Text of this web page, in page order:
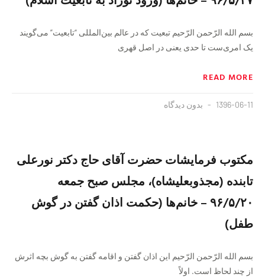
بسم الله الرّحمن الرّحیم تبعیت که در عالم بین‌المللی “تابعیت” می‌گویند
یک امری‌ست تا حدی یعنی در اصل قهری
READ MORE
1396-06-11 بدون دیدگاه
مکتوب فرمایشات حضرت آقای حاج دکتر نورعلی
تابنده (مجذوبعلیشاه)، مجلس صبح جمعه
۹۶/۵/۲۰ – خانم‌ها (حکمت اذان گفتن در گوش
طفل)
بسم الله الرّحمن الرّحیم این اذان گفتن و اقامه گفتن به گوش بچه اثرش
از چند لحاظ است. اولاً